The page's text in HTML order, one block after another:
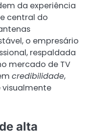
da experiência
central do
o empresário
respaldada
mercado de TV
credibilidade,
alta